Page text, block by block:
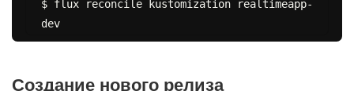
$ flux reconcile kustomization realtimeapp-
dev
Создание нового релиза